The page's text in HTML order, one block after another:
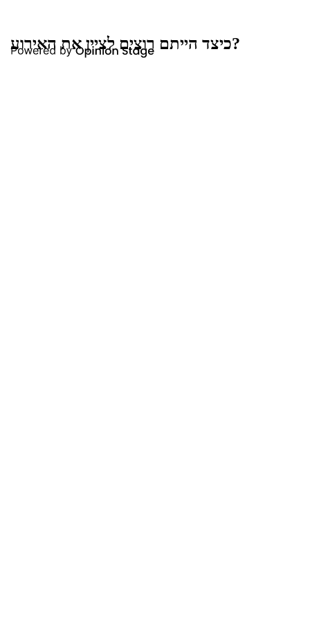
כיצד הייתם רוצים לציין את האירוע?